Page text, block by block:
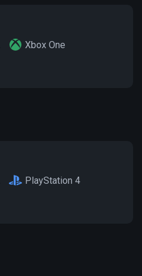
Xbox One
PlayStation 4